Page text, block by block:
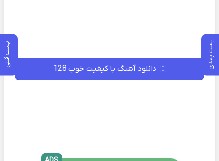
پست بعدی پست قبلی
دانلود آهنگ با کیفیت خوب 128